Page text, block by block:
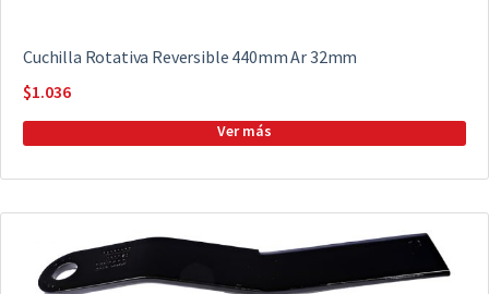
Cuchilla Rotativa Reversible 440mm Ar 32mm
$1.036